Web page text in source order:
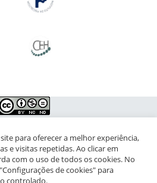
de Pesquisa para a Infância e
Janeiro - Campus da Praia Vermelha
para oferecer a melhor experiência,
e visitas repetidas. Ao clicar em
com o uso de todos os cookies. No
de cookies" para
controlado.